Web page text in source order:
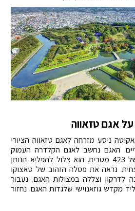
אגם טזאווה
ניסע מזרחה לאגם טזאווה הציורי
האגם נחשב לאגם הקלדרה העמוק
ביותר ביפן בעומק של 423 מטרים. הוא צלול להפליא הנותן
נראה את פסלה הזהוב של טאצוקו
לדרקון וצללה במצולות האגם. נעבור
מקדש גוזאנוישי שלגדות האגם. נחזור